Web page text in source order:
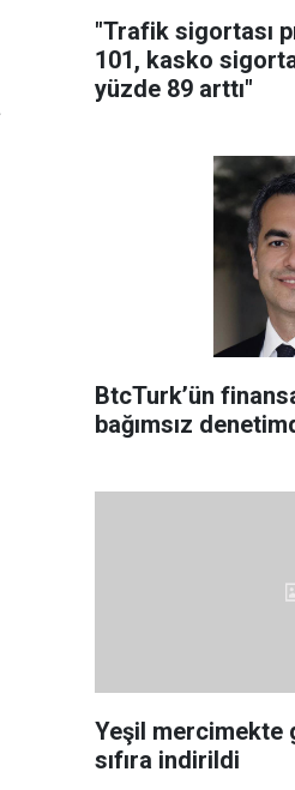
"Trafik sigortası
101, kasko
yüzde 89 arttı"
BtcTurk’ün
bağımsız
Yeşil mercimekte
sıfıra indirildi